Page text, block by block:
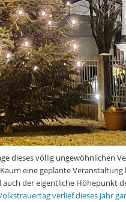
dieses völlig ungewöhnlichen
eine geplante Veranstaltung
der eigentliche Höhepunkt
verlief dieses Jahr